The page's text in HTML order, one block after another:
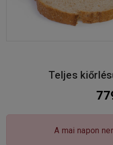
Teljes
A mai napon